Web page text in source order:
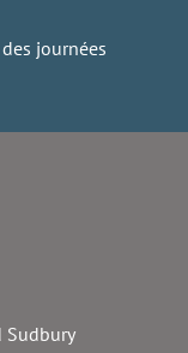
journées
Sudbury